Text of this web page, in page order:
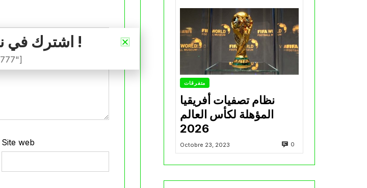
Site web
متفرقات
نظام تصفيات أفريقيا
المؤهلة لكأس العالم
2026
Octobre 23, 2023 0
اشترك في نشرتنا الإخبارية !